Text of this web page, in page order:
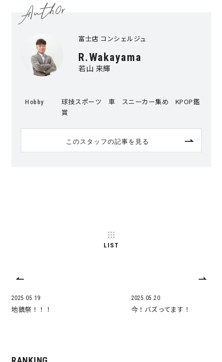
富士店 コンシェルジュ
R.Wakayama
若山 来輝
Hobby
球技スポーツ 車 スニーカー集め KPOP鑑
賞
このスタッフの記事を見る
2025.05.19
地鎮祭！！！
LIST
2025.05.20
今！バズってます！